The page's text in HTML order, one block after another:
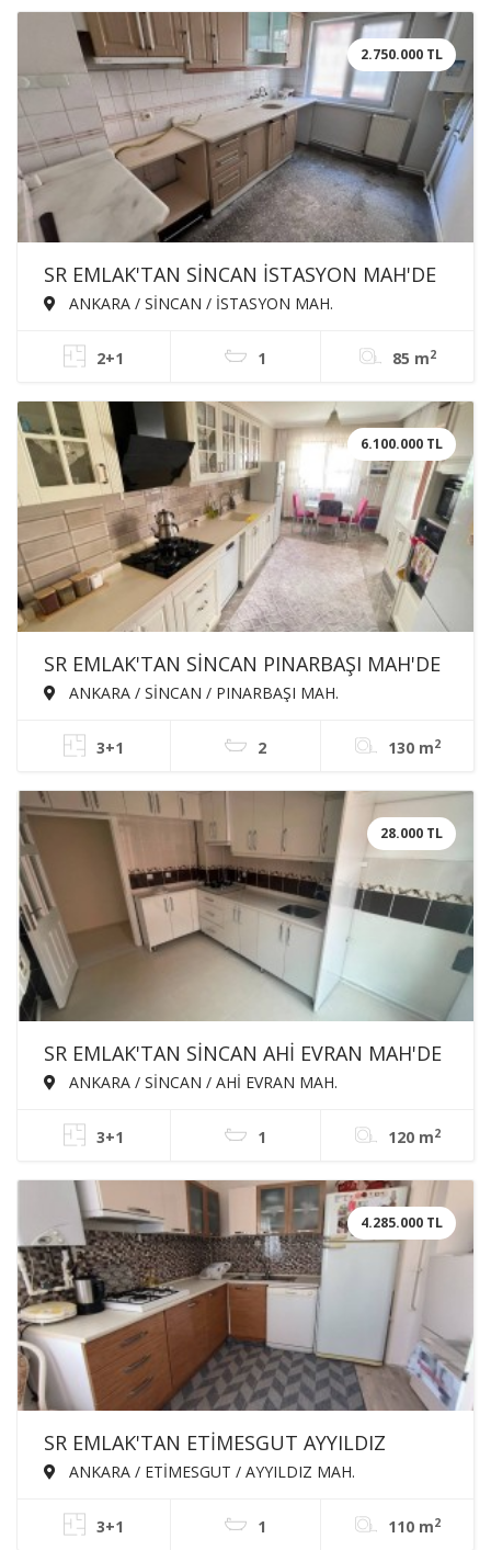
2.750.000 TL
SR EMLAK'TAN SİNCAN İSTASYON MAH'DE
2+1 85m² TRENE YAKIN SATILIK DAİRE
ANKARA / SİNCAN / İSTASYON MAH.
2+1 1 85 m2
6.100.000 TL
SR EMLAK'TAN SİNCAN PINARBAŞI MAH'DE
3+1 130m² ARA KATTA ASANSÖRLÜ
DAİRE
ANKARA / SİNCAN / PINARBAŞI MAH.
3+1 2 130 m2
28.000 TL
SR EMLAK'TAN SİNCAN AHİ EVRAN MAH'DE
3+1 120m² ARA KATTA ÖN CEPHE
ANKARA / SİNCAN / AHİ EVRAN MAH.
3+1 1 120 m2
4.285.000 TL
SR EMLAK'TAN ETİMESGUT AYYILDIZ
MAH'DE 3+1 110m² ÖN CEPHE KATTA SİTE
ANKARA / ETİMESGUT / AYYILDIZ MAH.
3+1 1 110 m2